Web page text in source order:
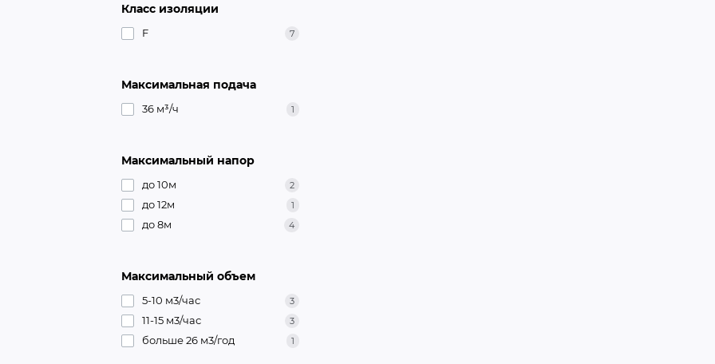
Класс изоляции
F 7
Максимальная подача
36 м³/ч 1
Максимальный напор
до 10м 2
до 12м 1
до 8м 4
Максимальный объем
5-10 м3/час 3
11-15 м3/час 3
больше 26 м3/год 1